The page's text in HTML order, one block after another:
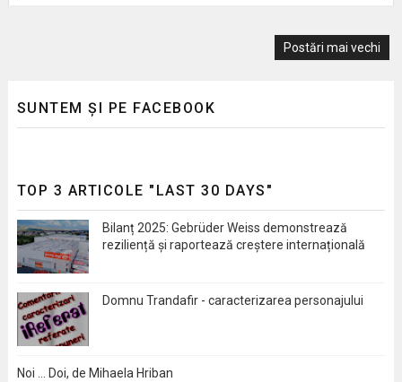
Postări mai vechi
SUNTEM ȘI PE FACEBOOK
TOP 3 ARTICOLE "LAST 30 DAYS"
Bilanț 2025: Gebrüder Weiss demonstrează
reziliență și raportează creștere internațională
Domnu Trandafir - caracterizarea personajului
Noi … Doi, de Mihaela Hriban